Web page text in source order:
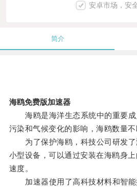
安卓市场，安
简介
海鸥免费版加速器
海鸥是海洋生态系统中的重要成
污染和气候变化的影响，海鸥数量不
为了保护海鸥，科技公司研发了
小型设备，可以通过安装在海鸥身
速度。
加速器使用了高科技材料和智能